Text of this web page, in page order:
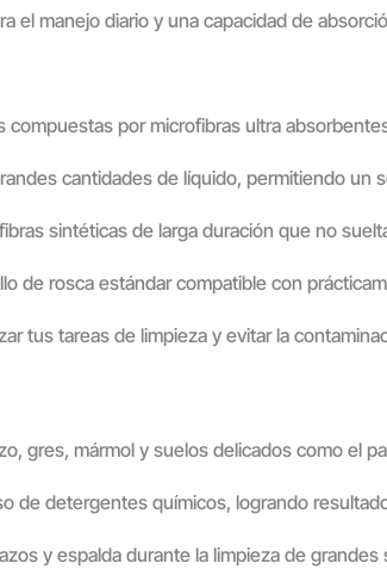
el manejo diario y una capacidad de
compuestas por microfibras ultra
cantidades de líquido, permitiendo
sintéticas de larga duración que no
de rosca estándar compatible con
tus tareas de limpieza y evitar la
gres, mármol y suelos delicados como el
de detergentes químicos, logrando
y espalda durante la limpieza de grandes